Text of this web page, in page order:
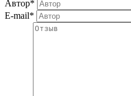
Автор*
E-mail*